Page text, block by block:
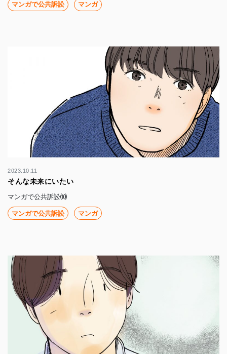
マンガで公共訴訟 マンガ
2023.10.11
そんな未来にいたい
マンガで公共訴訟⑽
マンガで公共訴訟 マンガ